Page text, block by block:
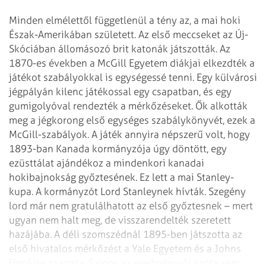
Minden elmélettől függetlenül a tény az, a mai hoki
Észak-Amerikában született. Az első meccseket az Új-
Skóciában állomásozó brit katonák játszották. Az
1870-es években a McGill Egyetem diákjai elkezdték a
játékot szabályokkal is egységessé tenni. Egy külvárosi
jégpályán kilenc játékossal egy csapatban, és egy
gumigolyóval rendezték a mérkőzéseket. Ők alkották
meg a jégkorong első egységes szabálykönyvét, ezek a
McGill-szabályok. A játék annyira népszerű volt, hogy
1893-ban Kanada kormányzója úgy döntött, egy
ezüsttálat ajándékoz a mindenkori kanadai
hokibajnokság győztesének. Ez lett a mai Stanley-
kupa. A kormányzót Lord Stanleynek hívták. Szegény
lord már nem gratulálhatott az első győztesnek – mert
ugyan nem halt meg, de visszarendelték szeretett
hazájába. A déli szomszédnál 1895-ben játszotta az
első hivatalos mérkőzést a Yale Egyetem és a Johns